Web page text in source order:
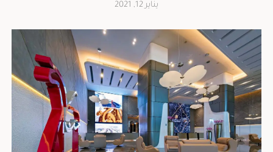
يناير 12, 2021